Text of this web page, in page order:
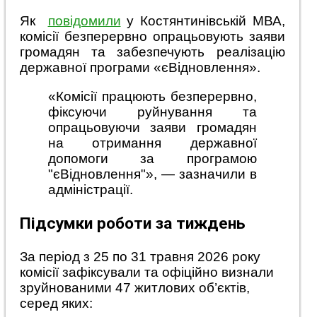
Як повідомили у Костянтинівській МВА,
комісії безперервно опрацьовують заяви
громадян та забезпечують реалізацію
державної програми «єВідновлення».
«Комісії працюють безперервно,
фіксуючи руйнування та
опрацьовуючи заяви громадян
на отримання державної
допомоги за програмою
"єВідновлення"», — зазначили в
адміністрації.
Підсумки роботи за тиждень
За період з 25 по 31 травня 2026 року
комісії зафіксували та офіційно визнали
зруйнованими 47 житлових об’єктів,
серед яких: